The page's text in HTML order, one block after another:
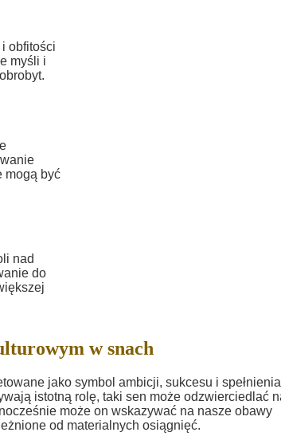
obfitości
myśli i
mogą być
nad
do
w snach
jako symbol ambicji, sukcesu i spełnienia
istotną rolę, taki sen może odzwierciedlać
może on wskazywać na nasze obawy
od materialnych osiągnięć.